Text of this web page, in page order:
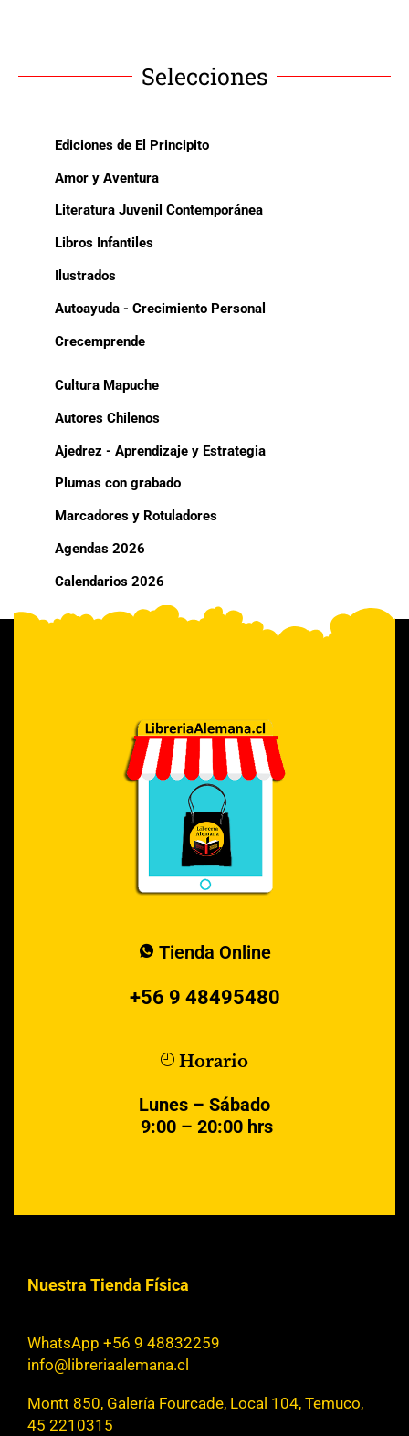
Selecciones
Ediciones de El Principito
Amor y Aventura
Literatura Juvenil Contemporánea
Libros Infantiles
Ilustrados
Autoayuda - Crecimiento Personal
Crecemprende
Cultura Mapuche
Autores Chilenos
Ajedrez - Aprendizaje y Estrategia
Plumas con grabado
Marcadores y Rotuladores
Agendas 2026
Calendarios 2026
Tienda Online
+56 9 48495480
Horario
Lunes – Sábado
9:00 – 20:00 hrs
Nuestra Tienda Física
WhatsApp +56 9 48832259
info@libreriaalemana.cl
Montt 850, Galería Fourcade, Local 104, Temuco,
45 2210315